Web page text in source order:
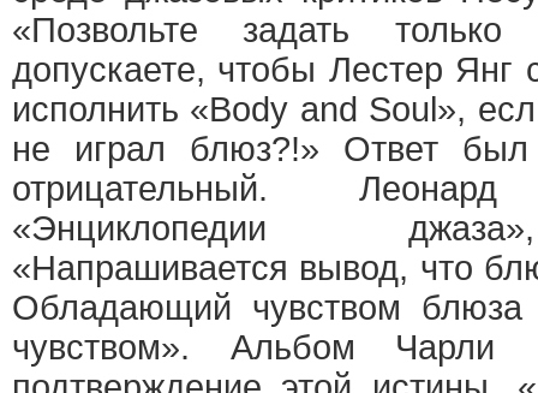
«Позвольте задать
допускаете, чтобы Лестер Янг
исполнить «Body and Soul»,
не играл блюз?!» Ответ
отрицательный.
«Энциклопедии
«Напрашивается вывод, что
Обладающий чувством блюза
чувством». Альбом